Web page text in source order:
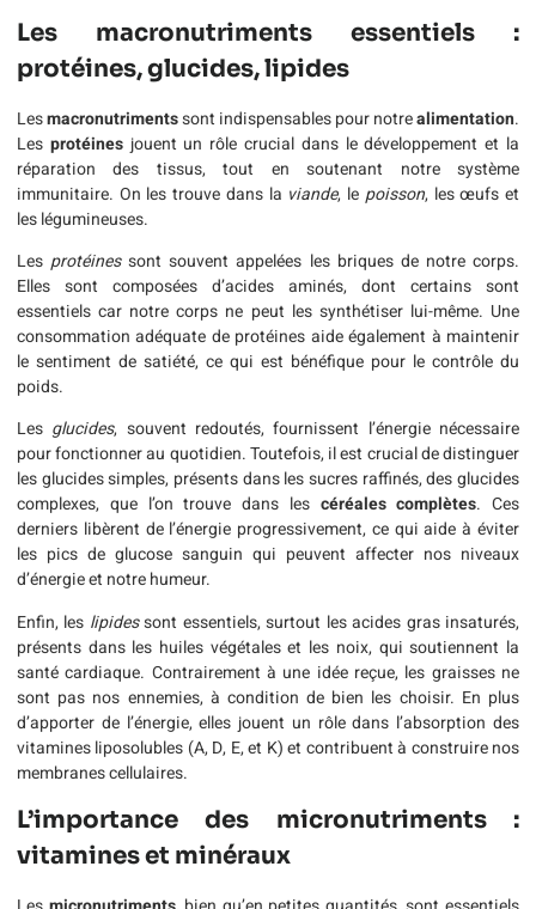
Les macronutriments essentiels :
protéines, glucides, lipides
Lesmacronutrimentssont indispensables pour notrealimentation.
Les protéinesjouent un rôle crucial dans le développement et la
réparation des tissus, tout en soutenant notre système
immunitaire. On les trouve dans la viande, le poisson, les œufs et
les légumineuses.
Lesprotéinessont souvent appelées les briques de notre corps.
Elles sont composées d’acides aminés, dont certains sont
essentiels car notre corps ne peut les synthétiser lui-même. Une
consommation adéquate de protéines aide également à maintenir
le sentiment de satiété, ce qui est bénéfique pour le contrôle du
poids.
Lesglucides, souvent redoutés, fournissent l’énergie nécessaire
pour fonctionner au quotidien. Toutefois, il est crucial de distinguer
les glucides simples, présents dans les sucres raffinés, des glucides
complexes, que l’on trouve dans les céréales complètes. Ces
derniers libèrent de l’énergie progressivement, ce qui aide à éviter
les pics de glucose sanguin qui peuvent affecter nos niveaux
d’énergie et notre humeur.
Enfin, les lipidessont essentiels, surtout les acides gras insaturés,
présents dans les huiles végétales et les noix, qui soutiennent la
santé cardiaque. Contrairement à une idée reçue, les graisses ne
sont pas nos ennemies, à condition de bien les choisir. En plus
d’apporter de l’énergie, elles jouent un rôle dans l’absorption des
vitamines liposolubles (A, D, E, et K) et contribuent à construire nos
membranes cellulaires.
L’importance des micronutriments :
vitamines et minéraux